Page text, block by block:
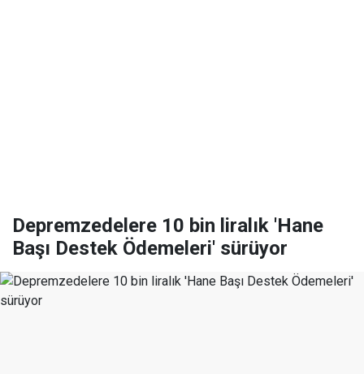
Depremzedelere 10 bin liralık 'Hane
Başı Destek Ödemeleri' sürüyor